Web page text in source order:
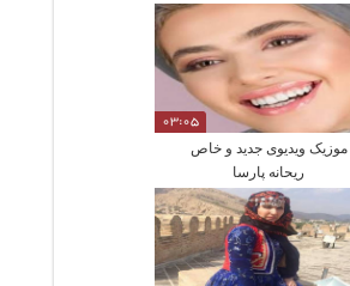
03:05
موزیک ویدیوی جدید و خاص
ریحانه پارسا